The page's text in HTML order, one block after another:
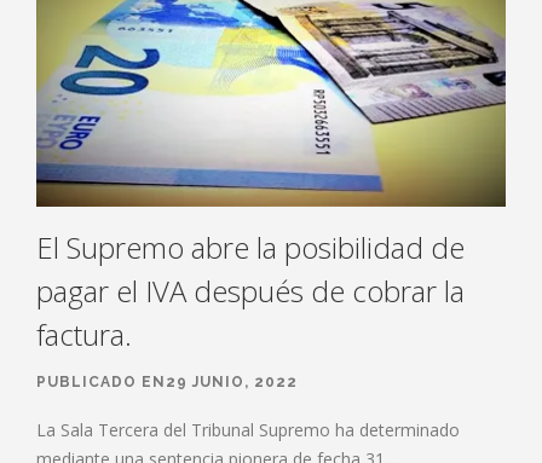
El Supremo abre la posibilidad de
pagar el IVA después de cobrar la
factura.
PUBLICADO EN29 JUNIO, 2022
La Sala Tercera del Tribunal Supremo ha determinado
mediante una sentencia pionera de fecha 31…